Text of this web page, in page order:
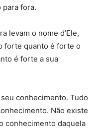
fora.
levam o nome d’Ele,
forte quanto é forte o
é forte a sua
conhecimento. Tudo
Não existe
conhecimento daquela